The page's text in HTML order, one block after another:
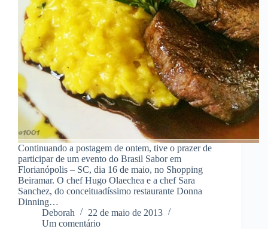
Continuando a postagem de ontem, tive o prazer de
participar de um evento do Brasil Sabor em
Florianópolis – SC, dia 16 de maio, no Shopping
Beiramar. O chef Hugo Olaechea e a chef Sara
Sanchez, do conceituadíssimo restaurante Donna
Dinning…
Deborah
22 de maio de 2013
Um comentário